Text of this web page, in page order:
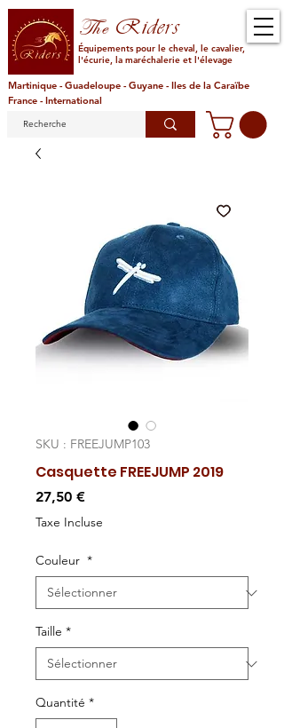
TheRiders
Équipements pour le cheval, le cavalier,
l'écurie, la maréchalerie et l'élevage
Martinique - Guadeloupe - Guyane - Iles de la Caraïbe
France - International
SKU : FREEJUMP103
Casquette FREEJUMP 2019
27,50 €Prix
Taxe Incluse
Couleur *
Taille *
Quantité *